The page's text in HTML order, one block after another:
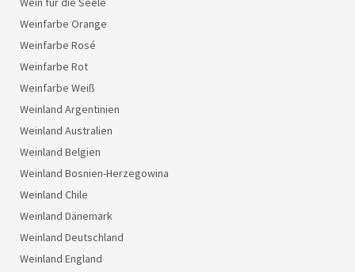
Weinfarbe Orange
Weinfarbe Rosé
Weinfarbe Rot
Weinfarbe Weiß
Weinland Argentinien
Weinland Australien
Weinland Belgien
Weinland Bosnien-Herzegowina
Weinland Chile
Weinland Dänemark
Weinland Deutschland
Weinland England